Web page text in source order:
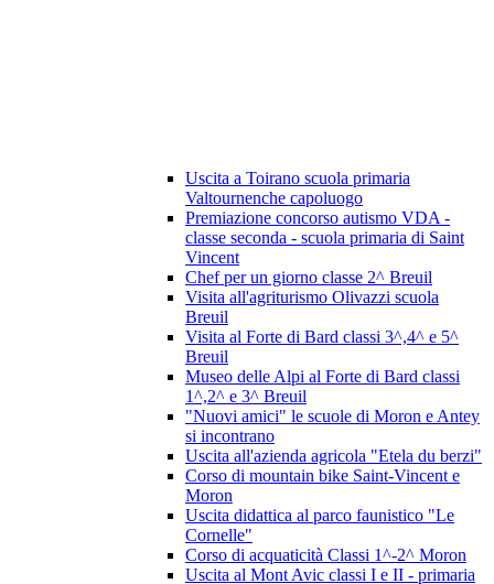
Uscita a Toirano scuola primaria
Valtournenche capoluogo
Premiazione concorso autismo VDA -
classe seconda - scuola primaria di Saint
Vincent
Chef per un giorno classe 2^ Breuil
Visita all'agriturismo Olivazzi scuola
Breuil
Visita al Forte di Bard classi 3^,4^ e 5^
Breuil
Museo delle Alpi al Forte di Bard classi
1^,2^ e 3^ Breuil
"Nuovi amici" le scuole di Moron e Antey
si incontrano
Uscita all'azienda agricola "Etela du berzi"
Corso di mountain bike Saint-Vincent e
Moron
Uscita didattica al parco faunistico "Le
Cornelle"
Corso di acquaticità Classi 1^-2^ Moron
Uscita al Mont Avic classi I e II - primaria